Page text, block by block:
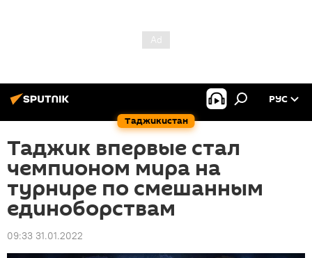
Таджикистан
РУС
Таджик впервые стал
чемпионом мира на
турнире по смешанным
единоборствам
09:33 31.01.2022